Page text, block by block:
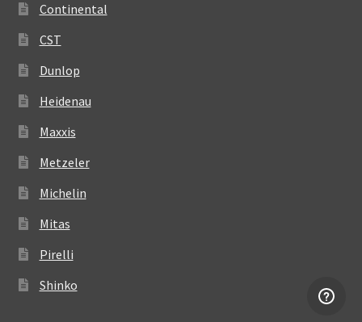
Continental
CST
Dunlop
Heidenau
Maxxis
Metzeler
Michelin
Mitas
Pirelli
Shinko